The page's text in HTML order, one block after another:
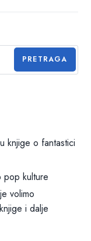
PRETRAGA
knjige o fantastici
pop kulture
volimo
i dalje